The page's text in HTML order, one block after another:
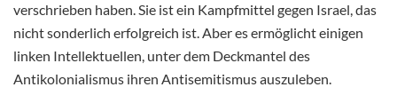
verschrieben haben. Sie ist ein Kampfmittel gegen Israel,das
nicht sonderlich erfolgreich ist. Aber es ermöglicht einigen
linken Intellektuellen, unter dem Deckmantel des
Antikolonialismus ihren Antisemitismus auszuleben.